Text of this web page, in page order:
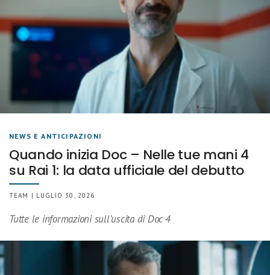
NEWS E ANTICIPAZIONI
Quando inizia Doc – Nelle tue mani 4
su Rai 1: la data ufficiale del debutto
TEAM | LUGLIO 30, 2026
Tutte le informazioni sull’uscita di Doc 4